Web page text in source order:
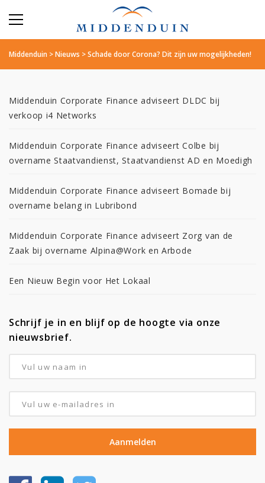
Middenduin >Nieuws >Schade door Corona? Dit zijn uw mogelijkheden!
Middenduin Corporate Finance adviseert DLDC bij
verkoop i4 Networks
Middenduin Corporate Finance adviseert Colbe bij
overname Staatvandienst, Staatvandienst AD en Moedigh
Middenduin Corporate Finance adviseert Bomade bij
overname belang in Lubribond
Middenduin Corporate Finance adviseert Zorg van de
Zaak bij overname Alpina@Work en Arbode
Een Nieuw Begin voor Het Lokaal
Schrijf je in en blijf op de hoogte via onze
nieuwsbrief.